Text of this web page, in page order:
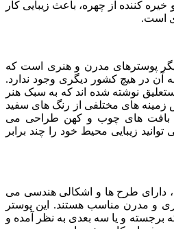
کننده از چهره، باعث زیبایی کار
است.
پوسترهای مدرن و هنری است که
در هیچ کشور دیگری وجود ندارد.
نوشته شده اند که به سبک هنر
زمینه های مختلفی از رنگ های سفید
بافت های چوب و کهن طراحی می
زیبایی محیط خود را چند برابر
، دارای طرح ها و اشکالی هندسی می
و مدرن مناسب هستند. این پوستر
برجسته و یا سه بعدی به نظر آمده و